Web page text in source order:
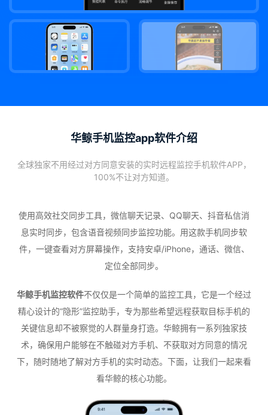
华鲸手机监控app软件介绍
全球独家不用经过对方同意安装的实时远程监控手机软件APP，
100%不让对方知道。
使用高效社交同步工具，微信聊天记录、QQ聊天、抖音私信消
息实时同步，包含语音视频同步监控功能。用这款手机同步软
件，一键查看对方屏幕操作，支持安卓/iPhone，通话、微信、
定位全部同步。
华鲸手机监控软件不仅仅是一个简单的监控工具，它是一个经过
精心设计的“隐形”监控助手，专为那些希望远程获取目标手机的
关键信息却不被察觉的人群量身打造。华鲸拥有一系列独家技
术，确保用户能够在不触碰对方手机、不获取对方同意的情况
下，随时随地了解对方手机的实时动态。下面，让我们一起来看
看华鲸的核心功能。